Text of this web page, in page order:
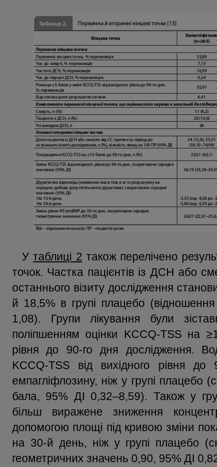
Утаблиці 2 також перелічено
точок. Частка пацієнтів із ДСН або
останнього візиту дослідження
й 18,5% в групі плацебо
1,08). Групи лікування були
поліпшенням оцінки KCCQ-TSS на
рівня до 90-го дня дослідження.
KCCQ-TSS від вихідного рівня
емпагліфлозину, ніж у групі плацебо
бала, 95% ДІ 0,32–8,59). Також у
більш виражене зниження
допомогою площі під кривою зміни
на 30-й день, ніж у групі плацебо
геометричних значень 0,90, 95% ДІ